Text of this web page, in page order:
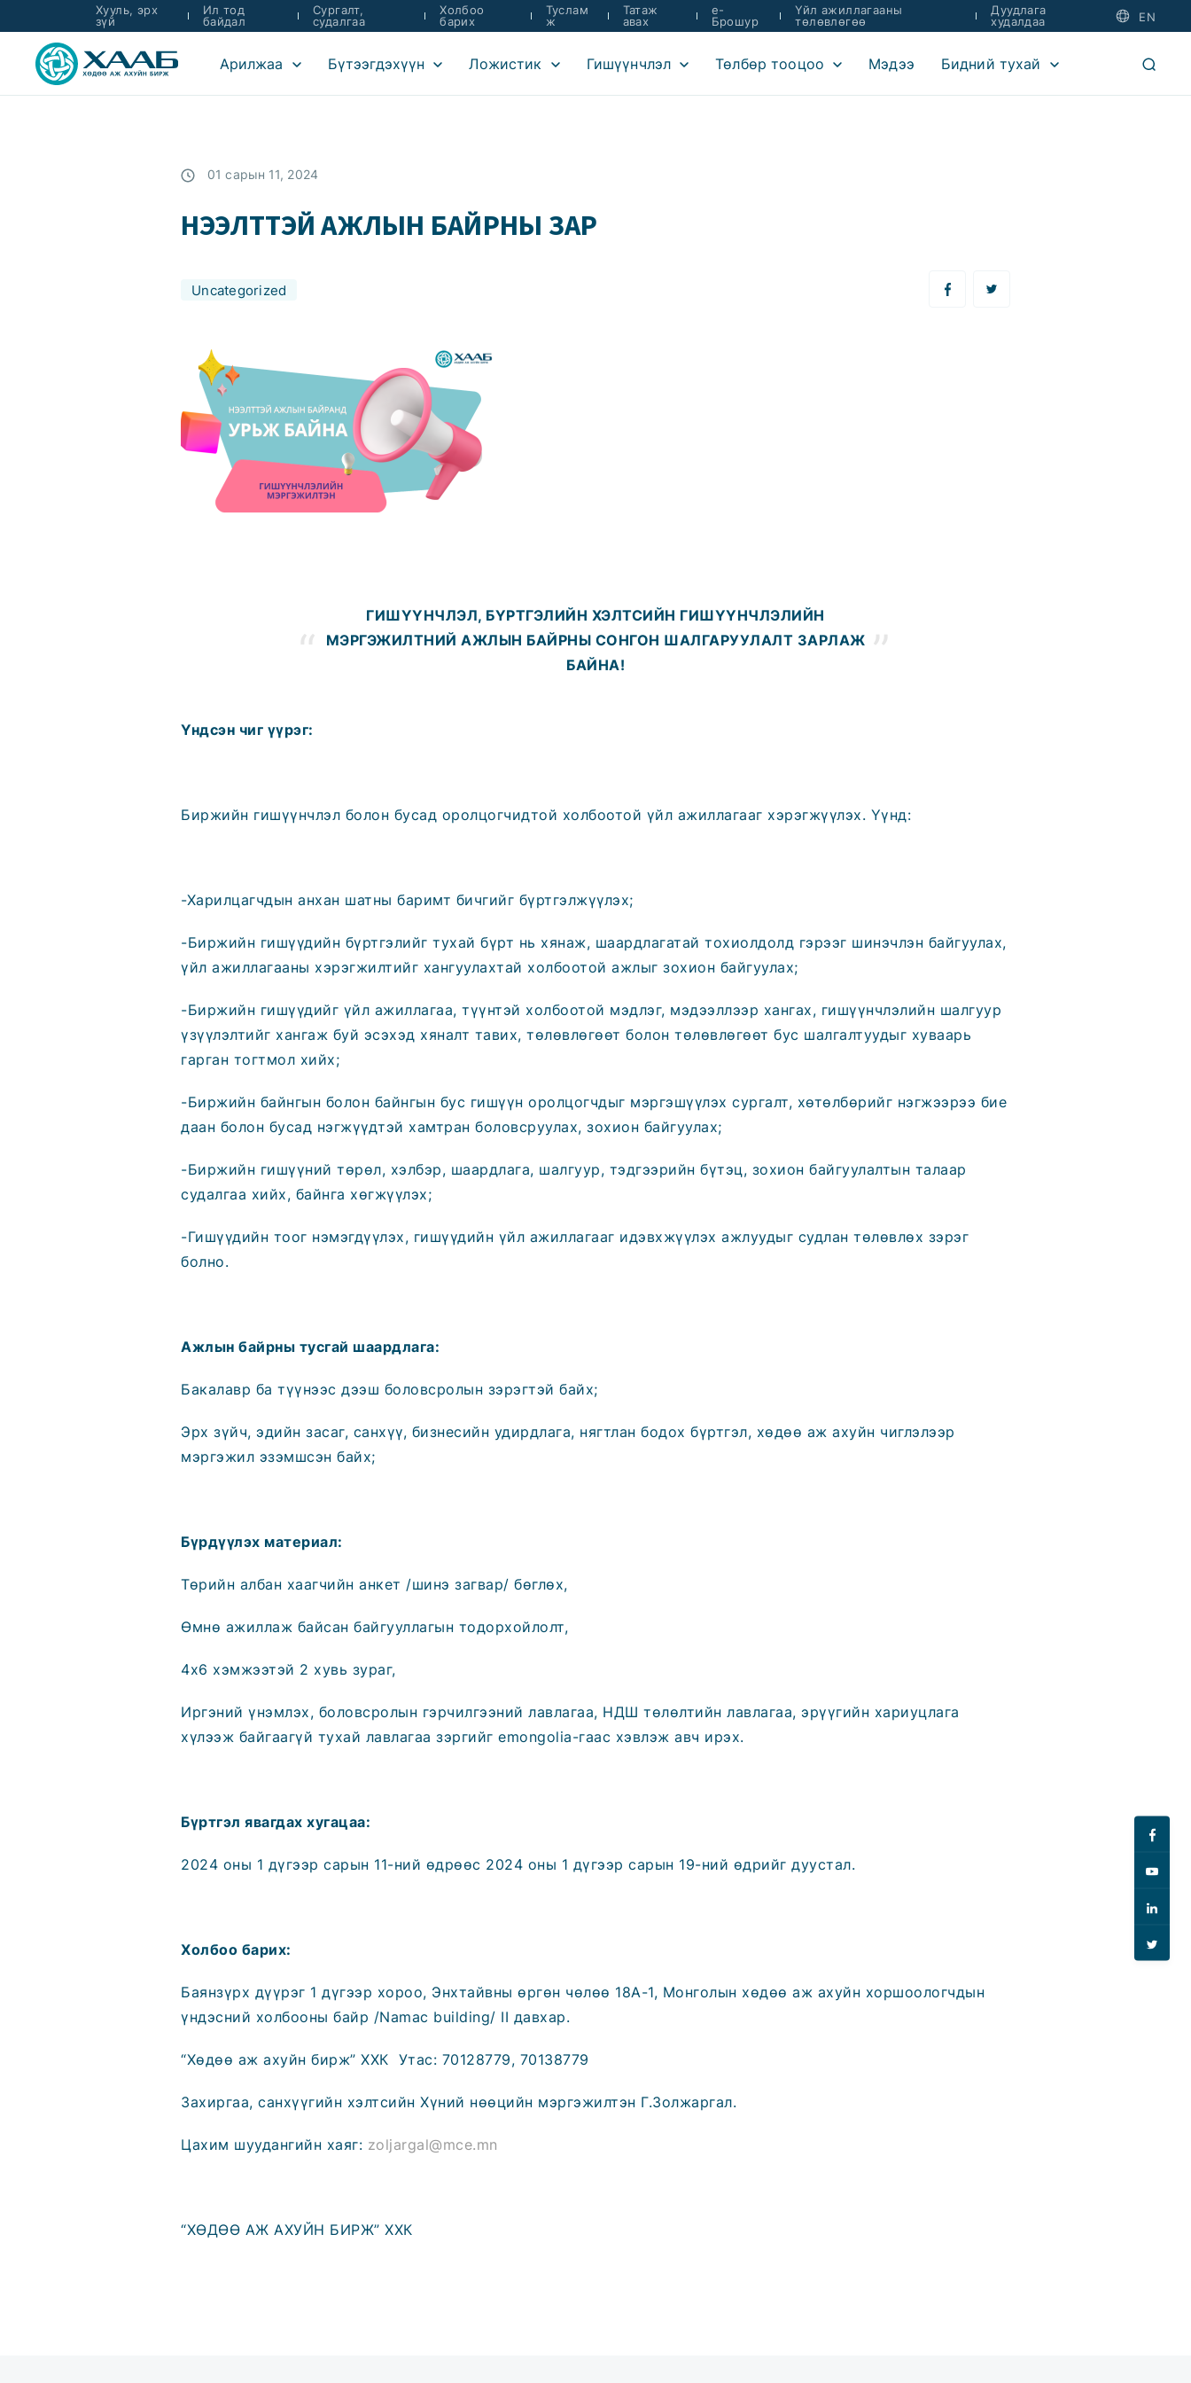
Хууль, эрх
зүй
Ил тод
байдал
Сургалт,
судалгаа
Холбоо
барих
Туслам
ж
Татаж
авах
e-
Брошур
Үйл ажиллагааны
төлөвлөгөө
Дуудлага
худалдаа
EN
Арилжаа Бүтээгдэхүүн Ложистик Гишүүнчлэл Төлбөр тооцоо Мэдээ Бидний тухай
01 сарын 11, 2024
НЭЭЛТТЭЙ АЖЛЫН БАЙРНЫ ЗАР
Uncategorized
ГИШҮҮНЧЛЭЛ, БҮРТГЭЛИЙН ХЭЛТСИЙН ГИШҮҮНЧЛЭЛИЙН
МЭРГЭЖИЛТНИЙ АЖЛЫН БАЙРНЫ СОНГОН ШАЛГАРУУЛАЛТ ЗАРЛАЖ
БАЙНА!
Үндсэн чиг үүрэг:
Биржийн гишүүнчлэл болон бусад оролцогчидтой холбоотой үйл ажиллагааг хэрэгжүүлэх. Үүнд:
-Харилцагчдын анхан шатны баримт бичгийг бүртгэлжүүлэх;
-Биржийн гишүүдийн бүртгэлийг тухай бүрт нь хянаж, шаардлагатай тохиолдолд гэрээг шинэчлэн байгуулах,
үйл ажиллагааны хэрэгжилтийг хангуулахтай холбоотой ажлыг зохион байгуулах;
-Биржийн гишүүдийг үйл ажиллагаа, түүнтэй холбоотой мэдлэг, мэдээллээр хангах, гишүүнчлэлийн шалгуур
үзүүлэлтийг хангаж буй эсэхэд хяналт тавих, төлөвлөгөөт болон төлөвлөгөөт бус шалгалтуудыг хуваарь
гарган тогтмол хийх;
-Биржийн байнгын болон байнгын бус гишүүн оролцогчдыг мэргэшүүлэх сургалт, хөтөлбөрийг нэгжээрээ бие
даан болон бусад нэгжүүдтэй хамтран боловсруулах, зохион байгуулах;
-Биржийн гишүүний төрөл, хэлбэр, шаардлага, шалгуур, тэдгээрийн бүтэц, зохион байгуулалтын талаар
судалгаа хийх, байнга хөгжүүлэх;
-Гишүүдийн тоог нэмэгдүүлэх, гишүүдийн үйл ажиллагааг идэвхжүүлэх ажлуудыг судлан төлөвлөх зэрэг
болно.
Ажлын байрны тусгай шаардлага:
Бакалавр ба түүнээс дээш боловсролын зэрэгтэй байх;
Эрх зүйч, эдийн засаг, санхүү, бизнесийн удирдлага, нягтлан бодох бүртгэл, хөдөө аж ахуйн чиглэлээр
мэргэжил эзэмшсэн байх;
Бүрдүүлэх материал:
Төрийн албан хаагчийн анкет /шинэ загвар/ бөглөх,
Өмнө ажиллаж байсан байгууллагын тодорхойлолт,
4х6 хэмжээтэй 2 хувь зураг,
Иргэний үнэмлэх, боловсролын гэрчилгээний лавлагаа, НДШ төлөлтийн лавлагаа, эрүүгийн хариуцлага
хүлээж байгаагүй тухай лавлагаа зэргийг emongolia-гаас хэвлэж авч ирэх.
Бүртгэл явагдах хугацаа:
2024 оны 1 дүгээр сарын 11-ний өдрөөс 2024 оны 1 дүгээр сарын 19-ний өдрийг дуустал.
Холбоо барих:
Баянзүрх дүүрэг 1 дүгээр хороо, Энхтайвны өргөн чөлөө 18А-1, Монголын хөдөө аж ахуйн хоршоологчдын
үндэсний холбооны байр /Namac building/ II давхар.
“Хөдөө аж ахуйн бирж” ХХК Утас: 70128779, 70138779
Захиргаа, санхүүгийн хэлтсийн Хүний нөөцийн мэргэжилтэн Г.Золжаргал.
Цахим шуудангийн хаяг: zoljargal@mce.mn
“ХӨДӨӨ АЖ АХУЙН БИРЖ” ХХК